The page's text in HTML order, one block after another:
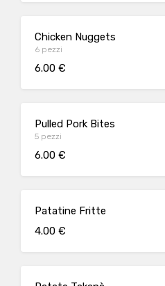
Chicken Nuggets
6 pezzi
6.00 €
Pulled Pork Bites
5 pezzi
6.00 €
Patatine Fritte
4.00 €